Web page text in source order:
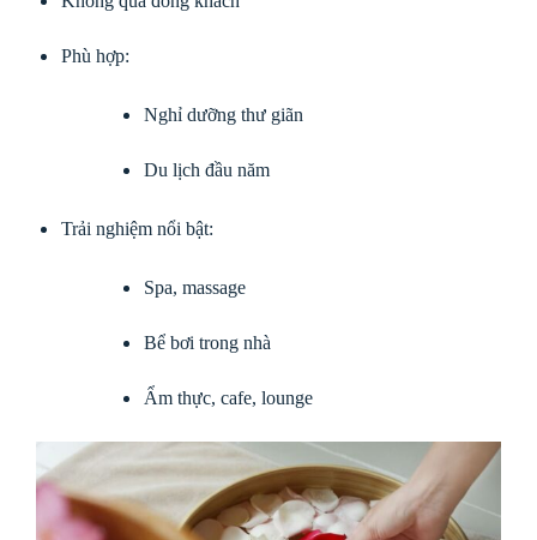
Phù hợp:
Nghỉ dưỡng thư giãn
Du lịch đầu năm
Trải nghiệm nổi bật:
Spa, massage
Bể bơi trong nhà
Ẩm thực, cafe, lounge